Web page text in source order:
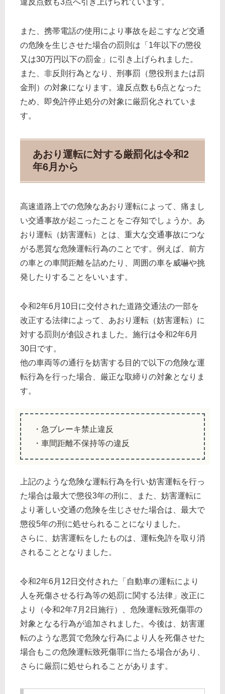
違反点数も3点へ引き上げられています。
また、携帯電話の使用により事故を起こすなど交通
の危険を生じさせた場合の罰則は「1年以下の懲役
又は30万円以下の罰金」に引き上げられました。
また、非反則行為となり、刑事罰（懲役刑または罰
金刑）の対象になります。違反点数も6点となった
ため、即免許停止処分の対象に厳罰化されていま
す。
あおり運転に対する厳罰化は令和2
年6月から
高速道路上での危険なあおり運転によって、痛まし
い交通事故が起こったことをご存知でしょうか。あ
おり運転（妨害運転）とは、重大な交通事故につな
がる悪質な危険運転行為のことです。例えば、前方
の車との車間距離を詰めたり、周囲の車を威嚇や挑
発したりすることをいいます。
令和2年6月10日に交付された道路交通法の一部を
改正する法律によって、あおり運転（妨害運転）に
対する罰則が創設されました。施行は令和2年6月
30日です。
他の車両等の通行を妨害する目的で以下の危険な運
転行為を行った場合、厳正な取締りの対象となりま
す。
・急ブレーキ禁止違反
・車間距離不保持等の違反
上記のような危険な運転行為を行い妨害運転を行っ
た場合は最大で懲役3年の刑に、また、妨害運転に
より著しい交通の危険を生じさせた場合は、最大で
懲役5年の刑に処せられることになりました。
さらに、妨害運転をしたものは、運転免許を取り消
されることとなりました。
令和2年6月12日交付された「自動車の運転により
人を死傷させる行為等の処罰に関する法律」改正に
より（令和2年7月2日施行）、危険運転致死傷罪の
対象となる行為が追加されました。今後は、妨害運
転のような悪質で危険な行為により人を死傷させた
場合もこの危険運転致死傷罪に当たる場合があり、
さらに厳罰に処せられることがあります。